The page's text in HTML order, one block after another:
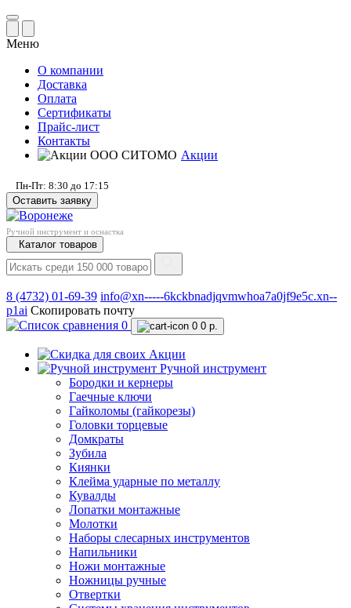
Меню
О компании
Доставка
Оплата
Сертификаты
Прайс-лист
Контакты
Акции
Пн-Пт: 8:30 до 17:15
Оставить заявку
Ручной инструмент и оснастка
Каталог товаров
8 (4732) 01-69-39 info@xn-----6kckbnadjqvmwhoa7a0jf9e5c.xn--
p1ai Скопировать почту
0
0 0 р.
Акции
Ручной инструмент
Бородки и кернеры
Гаечные ключи
Гайколомы (гайкорезы)
Головки торцевые
Домкраты
Зубила
Киянки
Клейма ударные по металлу
Кувалды
Лопатки монтажные
Молотки
Наборы слесарных инструментов
Напильники
Ножи монтажные
Ножницы ручные
Отвертки